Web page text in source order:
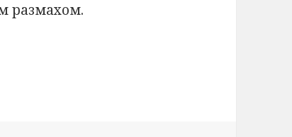
размахом.
процедур